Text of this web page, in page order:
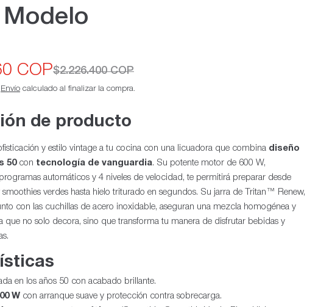
Modelo
COP$2.226.400 COP
Envío calculado al finalizar la compra.
de producto
y estilo vintage a tu cocina con una licuadora que combina diseño
50con tecnología de vanguardia. Su potente motor de 600 W,
automáticos y 4 niveles de velocidad, te permitirá preparar desde
verdes hasta hielo triturado en segundos. Su jarra de Tritan™ Renew,
con las cuchillas de acero inoxidable, aseguran una mezcla homogénea y
que no solo decora, sino que transforma tu manera de disfrutar bebidas y
en los años 50 con acabado brillante.
W con arranque suave y protección contra sobrecarga.